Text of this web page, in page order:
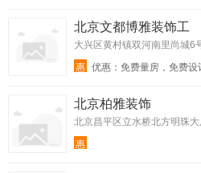
北京文都博雅装饰工
大兴区黄村镇双河南里尚城6
惠
优惠：免费量房，免费
北京柏雅装饰
北京昌平区立水桥北方明珠
惠